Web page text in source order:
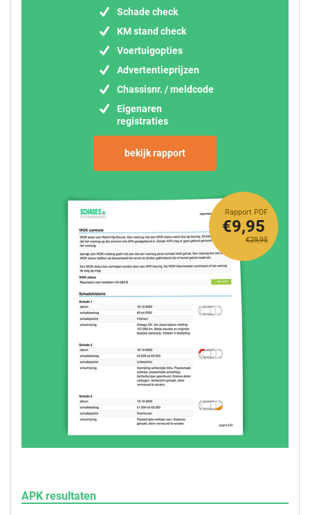
Schade check
KM stand check
Voertuigopties
Advertentieprijzen
Chassisnr. / meldcode
Eigenaren
registraties
bekijk rapport
Rapport PDF
€29,95
€9,95
APK resultaten